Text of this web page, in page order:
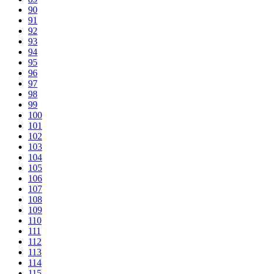
90
91
92
93
94
95
96
97
98
99
100
101
102
103
104
105
106
107
108
109
110
111
112
113
114